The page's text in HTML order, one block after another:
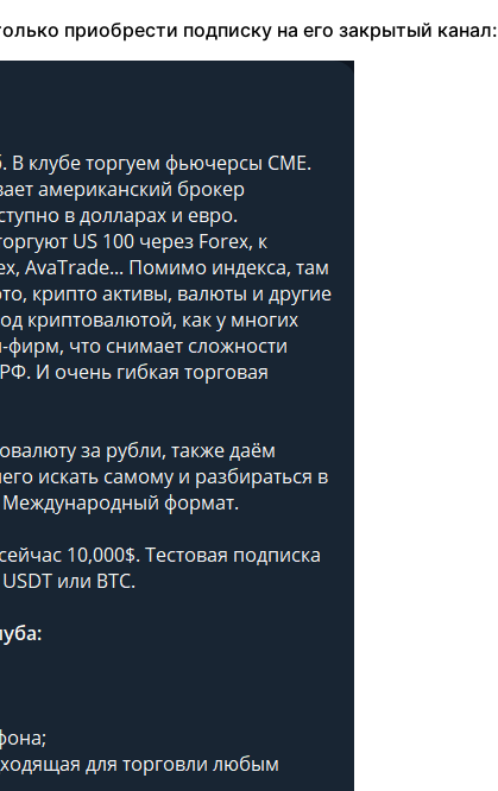
приобрести подписку на его закрытый канал: